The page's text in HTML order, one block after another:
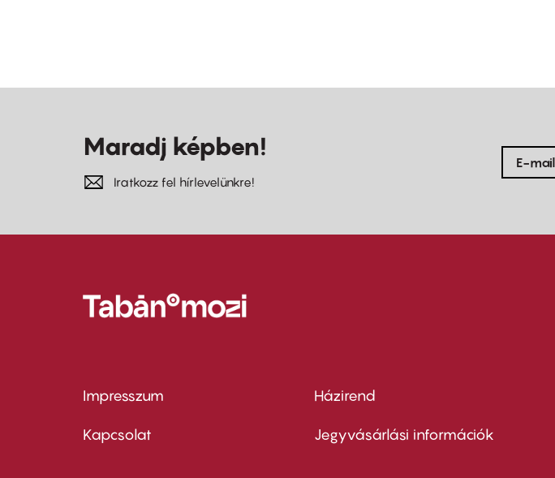
Maradj képben!
Iratkozz fel hírlevelünkre!
Footer
menu
Impresszum
Kapcsolat
Footer
menu
Házirend
Jegyvásárlási információk